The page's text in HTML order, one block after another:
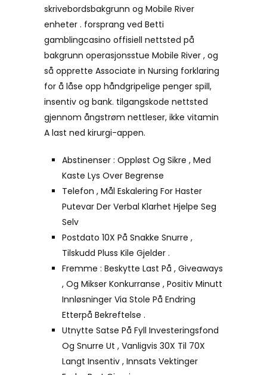
skrivebordsbakgrunn og Mobile River
enheter . forsprang ved Betti
gamblingcasino offisiell nettsted på
bakgrunn operasjonsstue Mobile River , og
så opprette Associate in Nursing forklaring
for å låse opp håndgripelige penger spill,
insentiv og bank. tilgangskode nettsted
gjennom ångstrøm nettleser, ikke vitamin
A last ned kirurgi-appen.
Abstinenser : Oppløst Og Sikre , Med
Kaste Lys Over Begrense
Telefon , Mål Eskalering For Haster
Putevar Der Verbal Klarhet Hjelpe Seg
Selv
Postdato 10X På Snakke Snurre ,
Tilskudd Pluss Kile Gjelder .
Fremme : Beskytte Last På , Giveaways
, Og Mikser Konkurranse , Positiv Minutt
Innløsninger Via Stole På Endring
Etterpå Bekreftelse .
Utnytte Satse På Fyll Investeringsfond
Og Snurre Ut , Vanligvis 30X Til 70X
Langt Insentiv , Innsats Vektinger